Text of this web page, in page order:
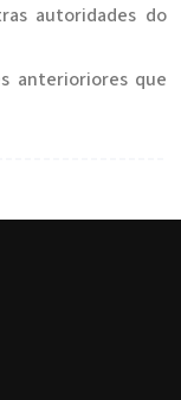
autoridades do
anterioriores que